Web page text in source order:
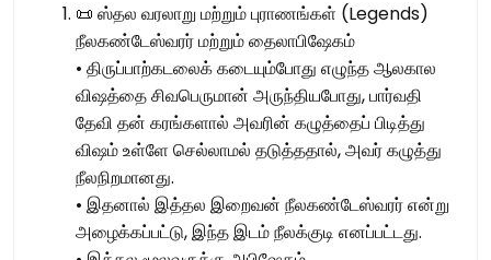
📜 ஸ்தல வரலாறு மற்றும் புராணங்கள் (Legends)
நீலகண்டேஸ்வரர் மற்றும் தைலாபிஷேகம்
• திருப்பாற்கடலைக் கடையும்போது எழுந்த ஆலகால
விஷத்தை சிவபெருமான் அருந்தியபோது, பார்வதி
தேவி தன் கரங்களால் அவரின் கழுத்தைப் பிடித்து
விஷம் உள்ளே செல்லாமல் தடுத்ததால், அவர் கழுத்து
நீலநிறமானது.
• இதனால் இத்தல இறைவன் நீலகண்டேஸ்வரர் என்று
அழைக்கப்பட்டு, இந்த இடம் நீலக்குடி எனப்பட்டது.